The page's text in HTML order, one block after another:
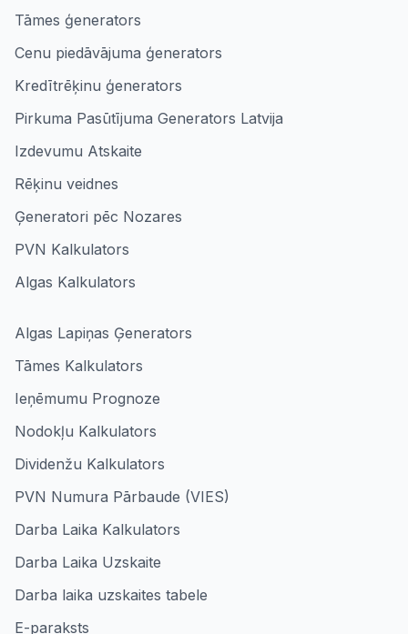
Tāmes ģenerators
Cenu piedāvājuma ģenerators
Kredītrēķinu ģenerators
Pirkuma Pasūtījuma Generators Latvija
Izdevumu Atskaite
Rēķinu veidnes
Ģeneratori pēc Nozares
PVN Kalkulators
Algas Kalkulators
Algas Lapiņas Ģenerators
Tāmes Kalkulators
Ieņēmumu Prognoze
Nodokļu Kalkulators
Dividenžu Kalkulators
PVN Numura Pārbaude (VIES)
Darba Laika Kalkulators
Darba Laika Uzskaite
Darba laika uzskaites tabele
E-paraksts